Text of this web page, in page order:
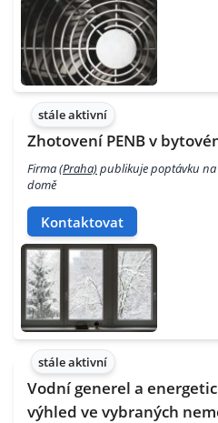
stále aktivní
Zhotovení PENB v
Firma(Praha)publikuje poptávku na
domě
Kontaktovat
stále aktivní
Vodní generel a
výhled ve vybraných